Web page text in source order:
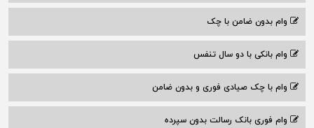
وام بدون ضامن با چک
وام بانکی با دو سال تنفس
وام با چک صیادی فوری و بدون ضامن
وام فوری بانک رسالت بدون سپرده